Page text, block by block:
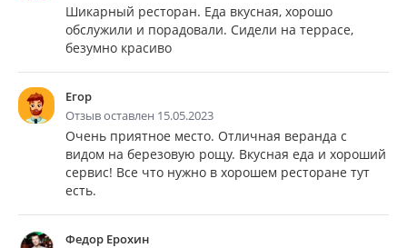
Шикарный ресторан. Еда вкусная, хорошо
обслужили и порадовали. Сидели на террасе,
безумно красиво
Егор
Отзыв оставлен 15.05.2023
Очень приятное место. Отличная веранда с
видом на березовую рощу. Вкусная еда и хороший
сервис! Все что нужно в хорошем ресторане тут
есть.
Федор Ерохин